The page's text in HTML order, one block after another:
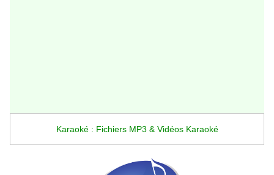
Karaoké : Fichiers MP3 & Vidéos Karaoké